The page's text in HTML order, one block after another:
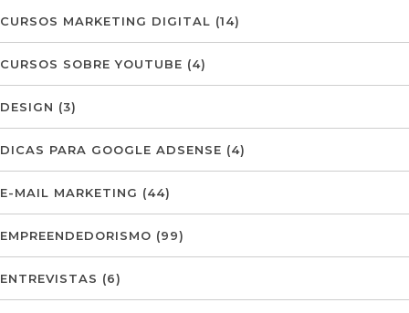
CURSOS MARKETING DIGITAL (14)
CURSOS SOBRE YOUTUBE (4)
DESIGN (3)
DICAS PARA GOOGLE ADSENSE (4)
E-MAIL MARKETING (44)
EMPREENDEDORISMO (99)
ENTREVISTAS (6)